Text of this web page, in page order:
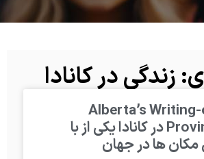
زندگی در کانادا
Alberta’s
Provincial Park در کانادا یکی از با
مکان ها در جهان